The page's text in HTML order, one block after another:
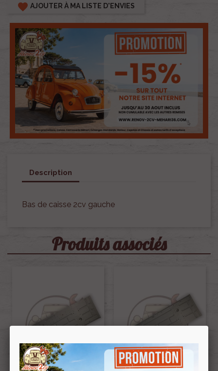
favorite AJOUTER À MA LISTE D'ENVIES
Description
Bas de caisse 2cv gauche
Produits associés
Plancher Lateral 2cv / Dyane
Gauche Electrozingue Apres
Plancher Lateral 2cv / Dyane
Droit Electrozingue Apres